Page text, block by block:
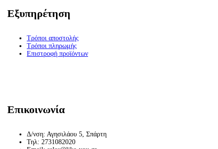
Εξυπηρέτηση
Τρόποι αποστολής
Τρόποι πληρωμής
Επιστροφή προϊόντων
Επικοινωνία
Δ/νση: Αγησιλάου 5, Σπάρτη
Τηλ: 2731082020